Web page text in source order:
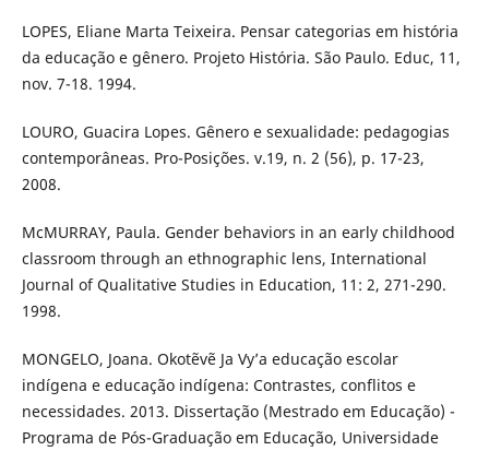
LOPES, Eliane Marta Teixeira. Pensar categorias em história
da educação e gênero. Projeto História. São Paulo. Educ, 11,
nov. 7-18. 1994.
LOURO, Guacira Lopes. Gênero e sexualidade: pedagogias
contemporâneas. Pro-Posições. v.19, n. 2 (56), p. 17-23,
2008.
McMURRAY, Paula. Gender behaviors in an early childhood
classroom through an ethnographic lens, International
Journal of Qualitative Studies in Education, 11: 2, 271-290.
1998.
MONGELO, Joana. Okotẽvẽ Ja Vy’a educação escolar
indígena e educação indígena: Contrastes, conflitos e
necessidades. 2013. Dissertação (Mestrado em Educação) -
Programa de Pós-Graduação em Educação, Universidade